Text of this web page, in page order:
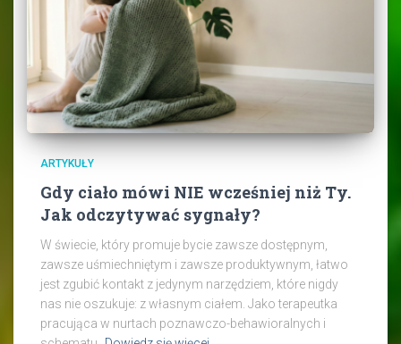
ARTYKUŁY
Gdy ciało mówi NIE wcześniej niż Ty.
Jak odczytywać sygnały?
W świecie, który promuje bycie zawsze dostępnym,
zawsze uśmiechniętym i zawsze produktywnym, łatwo
jest zgubić kontakt z jedynym narzędziem, które nigdy
nas nie oszukuje: z własnym ciałem. Jako terapeutka
pracująca w nurtach poznawczo-behawioralnych i